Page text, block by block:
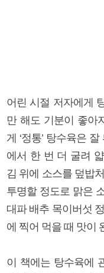
어린 시절 저자에게
만 해도 기분이 좋아
게 ‘정통’ 탕수육은
에서 한 번 더 굴려
김 위에 소스를 덮밥
투명할 정도로 맑은
대파 배추 목이버섯
에 찍어 먹을 때 맛이
이 책에는 탕수육에